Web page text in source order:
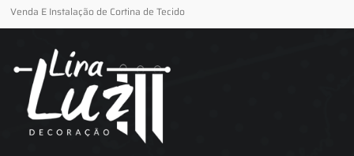
Venda E Instalação de Cortina de Tecido